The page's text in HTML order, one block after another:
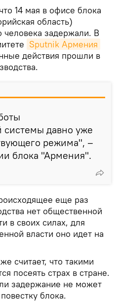
14 мая в офисе блока
область)
человека задержали. В
Sputnik Армения
действия прошли в
системы давно уже
режима", –
блока "Армения".
еще раз
нет общественной
в своих силах, для
власти оно идет на
считает, что такими
посеять страх в стране.
задержание не может
блока.